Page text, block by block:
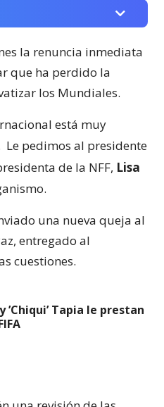
la renuncia inmediata
que ha perdido la
los Mundiales.
está muy
Le pedimos al presidente
de la NFF, Lisa
una nueva queja al
entregado al
cuestiones.
Tapia le prestan